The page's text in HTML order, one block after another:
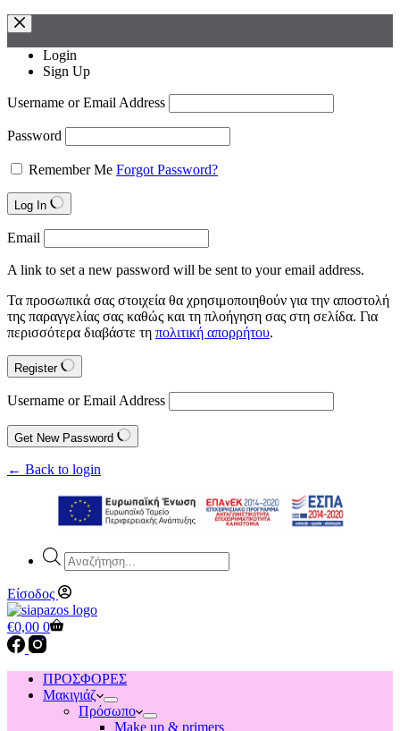
Login
Sign Up
Username or Email Address
Password
Remember Me Forgot Password?
Log In
Email
A link to set a new password will be sent to your email address.
Τα προσωπικά σας στοιχεία θα χρησιμοποιηθούν για την αποστολή
της παραγγελίας σας καθώς και τη πλοήγηση σας στη σελίδα. Για
περισσότερα διαβάστε τη πολιτική απορρήτου.
Register
Username or Email Address
Get New Password
← Back to login
Products
search
Είσοδος
Shopping
cart
€0,00 0
ΠΡΟΣΦΟΡΕΣ
Μακιγιάζ
Πρόσωπο
Make up & primers